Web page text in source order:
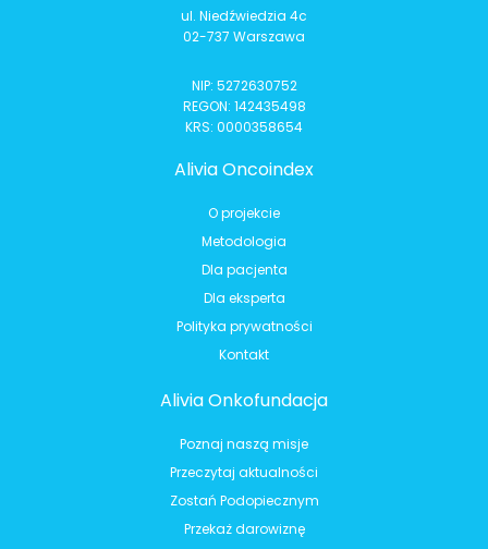
ul. Niedźwiedzia 4c
02-737 Warszawa
NIP: 5272630752
REGON: 142435498
KRS: 0000358654
Alivia Oncoindex
O projekcie
Metodologia
Dla pacjenta
Dla eksperta
Polityka prywatności
Kontakt
Alivia Onkofundacja
Poznaj naszą misje
Przeczytaj aktualności
Zostań Podopiecznym
Przekaż darowiznę